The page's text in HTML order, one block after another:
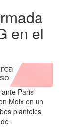
en el
Paris
Moix en un
planteles